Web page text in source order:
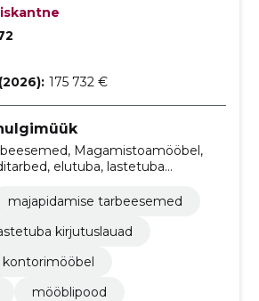
175 732 €
Magamistoamööbel,
elutuba, lastetuba
Vaibad, valgustid, Mööbel,
majapidamise tarbeesemed
kirjutuslauad
kontorimööbel
mööblipood